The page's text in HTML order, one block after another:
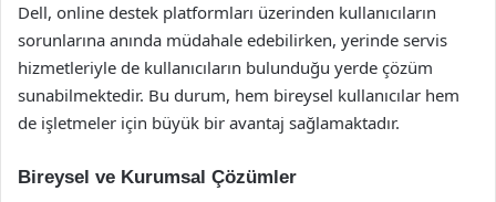
Dell, online destek platformları üzerinden kullanıcıların
sorunlarına anında müdahale edebilirken, yerinde servis
hizmetleriyle de kullanıcıların bulunduğu yerde çözüm
sunabilmektedir. Bu durum, hem bireysel kullanıcılar hem
de işletmeler için büyük bir avantaj sağlamaktadır.
Bireysel ve Kurumsal Çözümler